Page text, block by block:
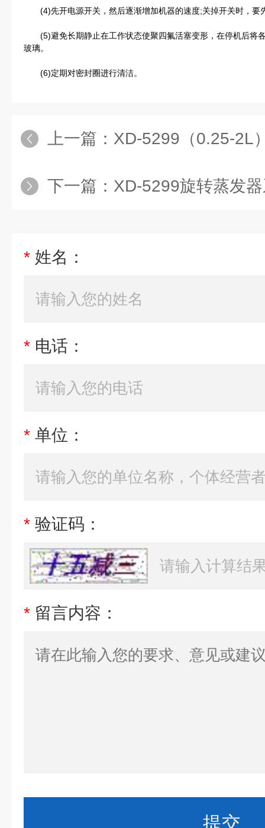
(4)先开电源开关，然后逐渐增加机器的速度;关掉开关时，要
(5)避免长期静止在工作状态使聚四氟活塞变形，在停机后将
玻璃。
(6)定期对密封圈进行清洁。
上一篇： XD-5299（0.25-2L
下一篇： XD-5299旋转蒸发
* 姓名：
* 电话：
* 单位：
* 验证码：
* 留言内容：